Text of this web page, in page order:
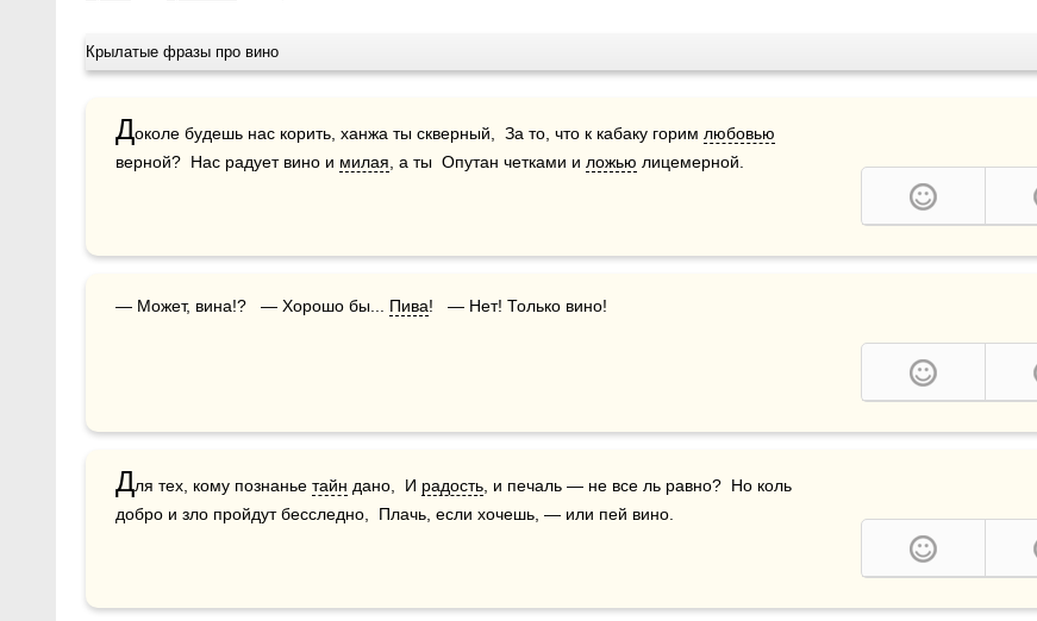
Крылатые фразы про вино
Доколе будешь нас корить, ханжа ты скверный,  За то, что к кабаку горим любовью
верной?  Нас радует вино и милая , а ты  Опутан четками и ложью лицемерной.
— Может, вина!?   — Хорошо бы... Пива!   — Нет! Только вино!
Для тех, кому познанье тайн дано,  И радость , и печаль — не все ль равно?  Но коль
добро и зло пройдут бесследно,  Плачь, если хочешь, — или пей вино.